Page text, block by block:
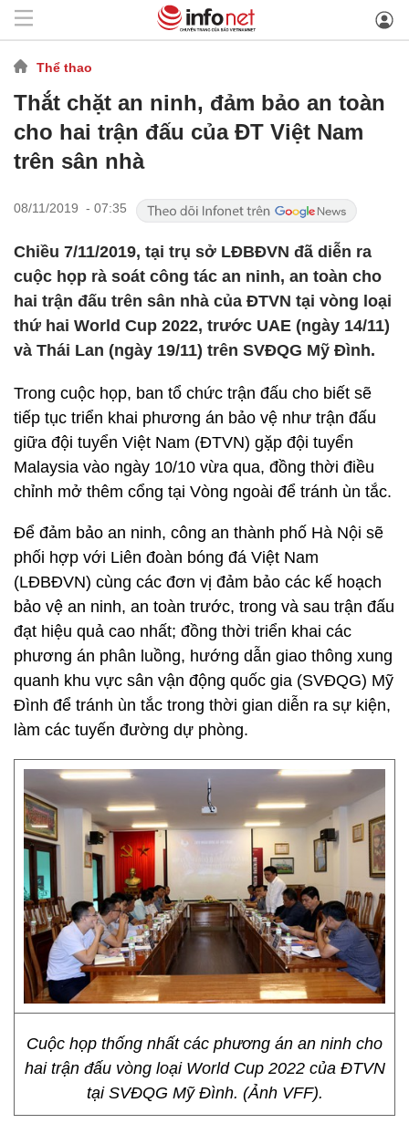
Thể thao
Thắt chặt an ninh, đảm bảo an toàn
cho hai trận đấu của ĐT Việt Nam
trên sân nhà
08/11/2019 - 07:35
Chiều 7/11/2019, tại trụ sở LĐBĐVN đã diễn ra
cuộc họp rà soát công tác an ninh, an toàn cho
hai trận đấu trên sân nhà của ĐTVN tại vòng loại
thứ hai World Cup 2022, trước UAE (ngày 14/11)
và Thái Lan (ngày 19/11) trên SVĐQG Mỹ Đình.
Trong cuộc họp, ban tổ chức trận đấu cho biết sẽ
tiếp tục triển khai phương án bảo vệ như trận đấu
giữa đội tuyển Việt Nam (ĐTVN) gặp đội tuyển
Malaysia vào ngày 10/10 vừa qua, đồng thời điều
chỉnh mở thêm cổng tại Vòng ngoài để tránh ùn tắc.
Để đảm bảo an ninh, công an thành phố Hà Nội sẽ
phối hợp với Liên đoàn bóng đá Việt Nam
(LĐBĐVN) cùng các đơn vị đảm bảo các kế hoạch
bảo vệ an ninh, an toàn trước, trong và sau trận đấu
đạt hiệu quả cao nhất; đồng thời triển khai các
phương án phân luồng, hướng dẫn giao thông xung
quanh khu vực sân vận động quốc gia (SVĐQG) Mỹ
Đình để tránh ùn tắc trong thời gian diễn ra sự kiện,
làm các tuyến đường dự phòng.
Cuộc họp thống nhất các phương án an ninh cho
hai trận đấu vòng loại World Cup 2022 của ĐTVN
tại SVĐQG Mỹ Đình. (Ảnh VFF).